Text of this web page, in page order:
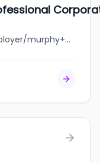
jobbank.gc.ca/browsejobs/employer/murphy+%26+chung+professional+corporation/ca